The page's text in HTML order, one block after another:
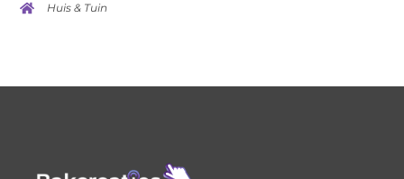
Huis & Tuin